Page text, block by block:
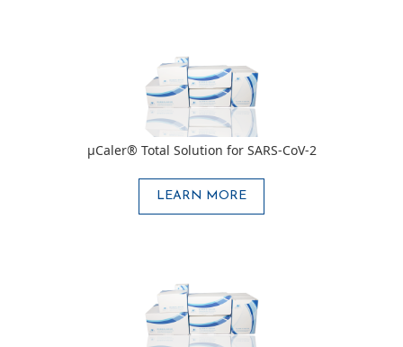
μCaler® Total Solution for SARS-CoV-2
LEARN MORE